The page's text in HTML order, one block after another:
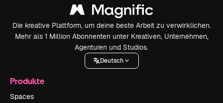
Die kreative Plattform, um deine beste Arbeit zu verwirklichen.
Mehr als 1 Million Abonnenten unter Kreativen, Unternehmen,
Agenturen und Studios.
Deutsch
Produkte
Spaces